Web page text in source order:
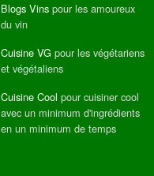
Blogs Vins pour les amoureux
du vin
Cuisine VG pour les végétariens
et végétaliens
Cuisine Cool pour cuisiner cool
avec un minimum d'ingrédients
en un minimum de temps